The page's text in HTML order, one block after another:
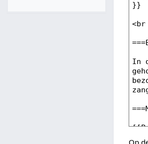
Op